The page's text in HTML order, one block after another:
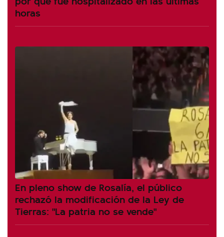
horas
En pleno show de Rosalía, el público
rechazó la modificación de la Ley de
Tierras: "La patria no se vende"